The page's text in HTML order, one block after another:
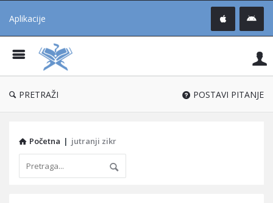
Aplikacije
®
PRETRAŽI POSTAVI PITANJE
Početna | jutranji zikr